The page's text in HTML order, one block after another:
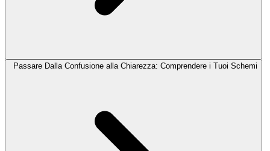
Passare Dalla Confusione alla Chiarezza: Comprendere i Tuoi Schemi